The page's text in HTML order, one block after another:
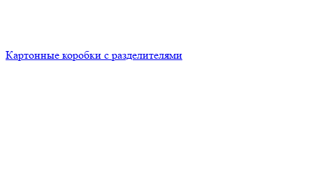
Картонные коробки с разделителями